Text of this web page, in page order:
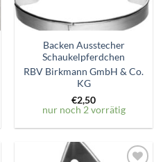
Backen Ausstecher
Schaukelpferdchen
RBV Birkmann GmbH & Co.
KG
€2,50
nur noch 2 vorrätig